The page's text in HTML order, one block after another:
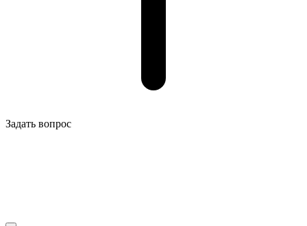
Задать вопрос